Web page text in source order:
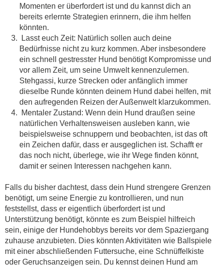
Momenten er überfordert ist und du kannst dich an
bereits erlernte Strategien erinnern, die ihm helfen
könnten.
Lasst euch Zeit: Natürlich sollen auch deine
Bedürfnisse nicht zu kurz kommen. Aber insbesondere
ein schnell gestresster Hund benötigt Kompromisse und
vor allem Zeit, um seine Umwelt kennenzulernen.
Stehgassi, kurze Strecken oder anfänglich immer
dieselbe Runde könnten deinem Hund dabei helfen, mit
den aufregenden Reizen der Außenwelt klarzukommen.
Mentaler Zustand: Wenn dein Hund draußen seine
natürlichen Verhaltensweisen ausleben kann, wie
beispielsweise schnuppern und beobachten, ist das oft
ein Zeichen dafür, dass er ausgeglichen ist. Schafft er
das noch nicht, überlege, wie ihr Wege finden könnt,
damit er seinen Interessen nachgehen kann.
Falls du bisher dachtest, dass dein Hund strengere Grenzen
benötigt, um seine Energie zu kontrollieren, und nun
feststellst, dass er eigentlich überfordert ist und
Unterstützung benötigt, könnte es zum Beispiel hilfreich
sein, einige der Hundehobbys bereits vor dem Spaziergang
zuhause anzubieten. Dies könnten Aktivitäten wie Ballspiele
mit einer abschließenden Futtersuche, eine Schnüffelkiste
oder Geruchsanzeigen sein. Du kennst deinen Hund am